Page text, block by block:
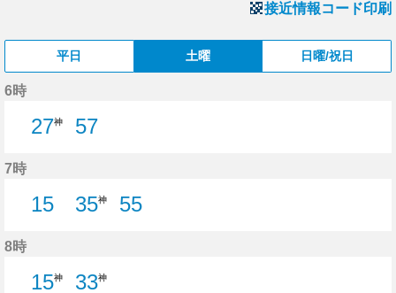
接近情報コード印刷
平日 土曜 日曜/祝日
6時
27神
57
7時
15
35神
55
8時
15神 33神